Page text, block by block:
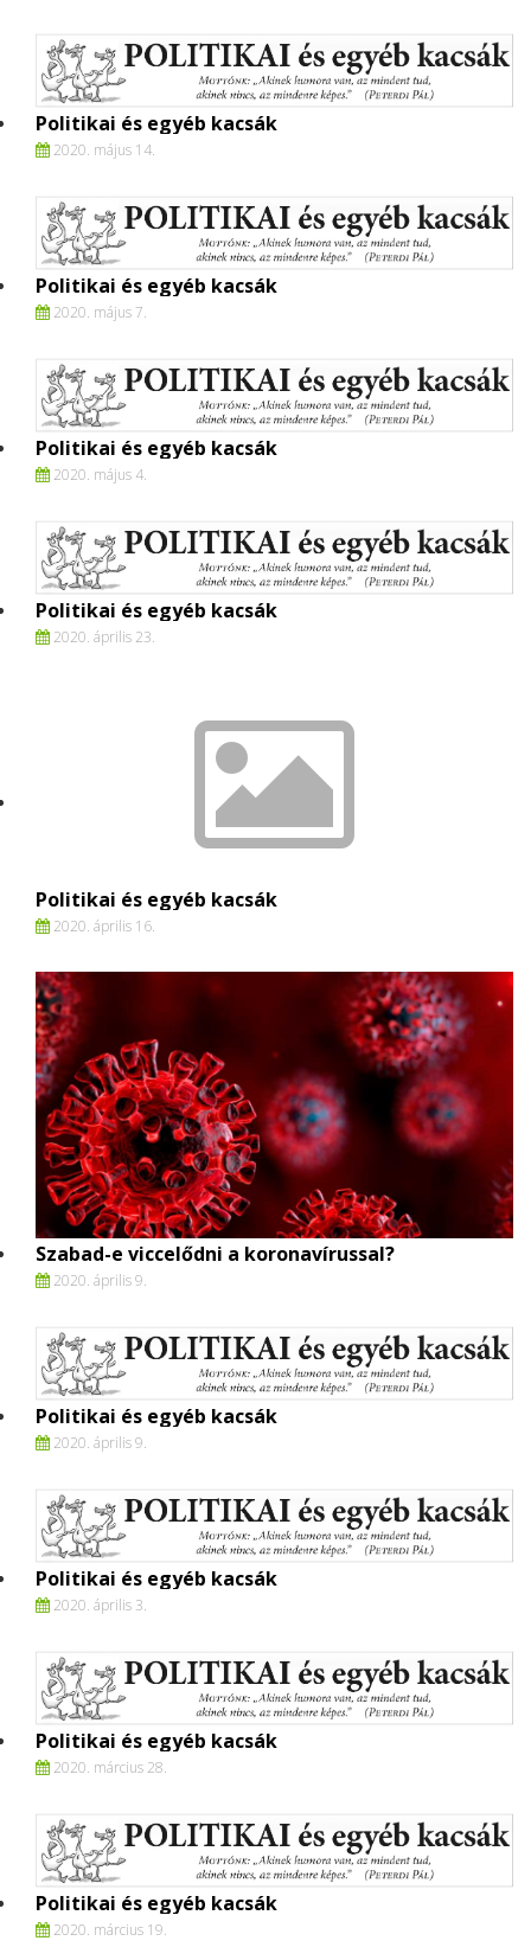
Politikai és egyéb kacsák
2020. május 14.
Politikai és egyéb kacsák
2020. május 7.
Politikai és egyéb kacsák
2020. május 4.
Politikai és egyéb kacsák
2020. április 23.
Politikai és egyéb kacsák
2020. április 16.
Szabad-e viccelődni a koronavírussal?
2020. április 9.
Politikai és egyéb kacsák
2020. április 9.
Politikai és egyéb kacsák
2020. április 3.
Politikai és egyéb kacsák
2020. március 28.
Politikai és egyéb kacsák
2020. március 19.